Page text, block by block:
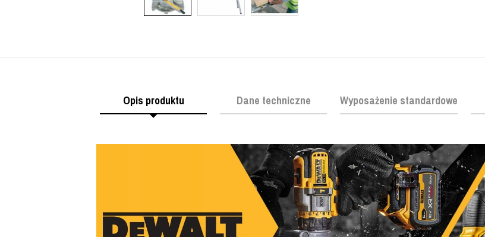
Opis produktu Dane techniczne Wyposażenie standardowe